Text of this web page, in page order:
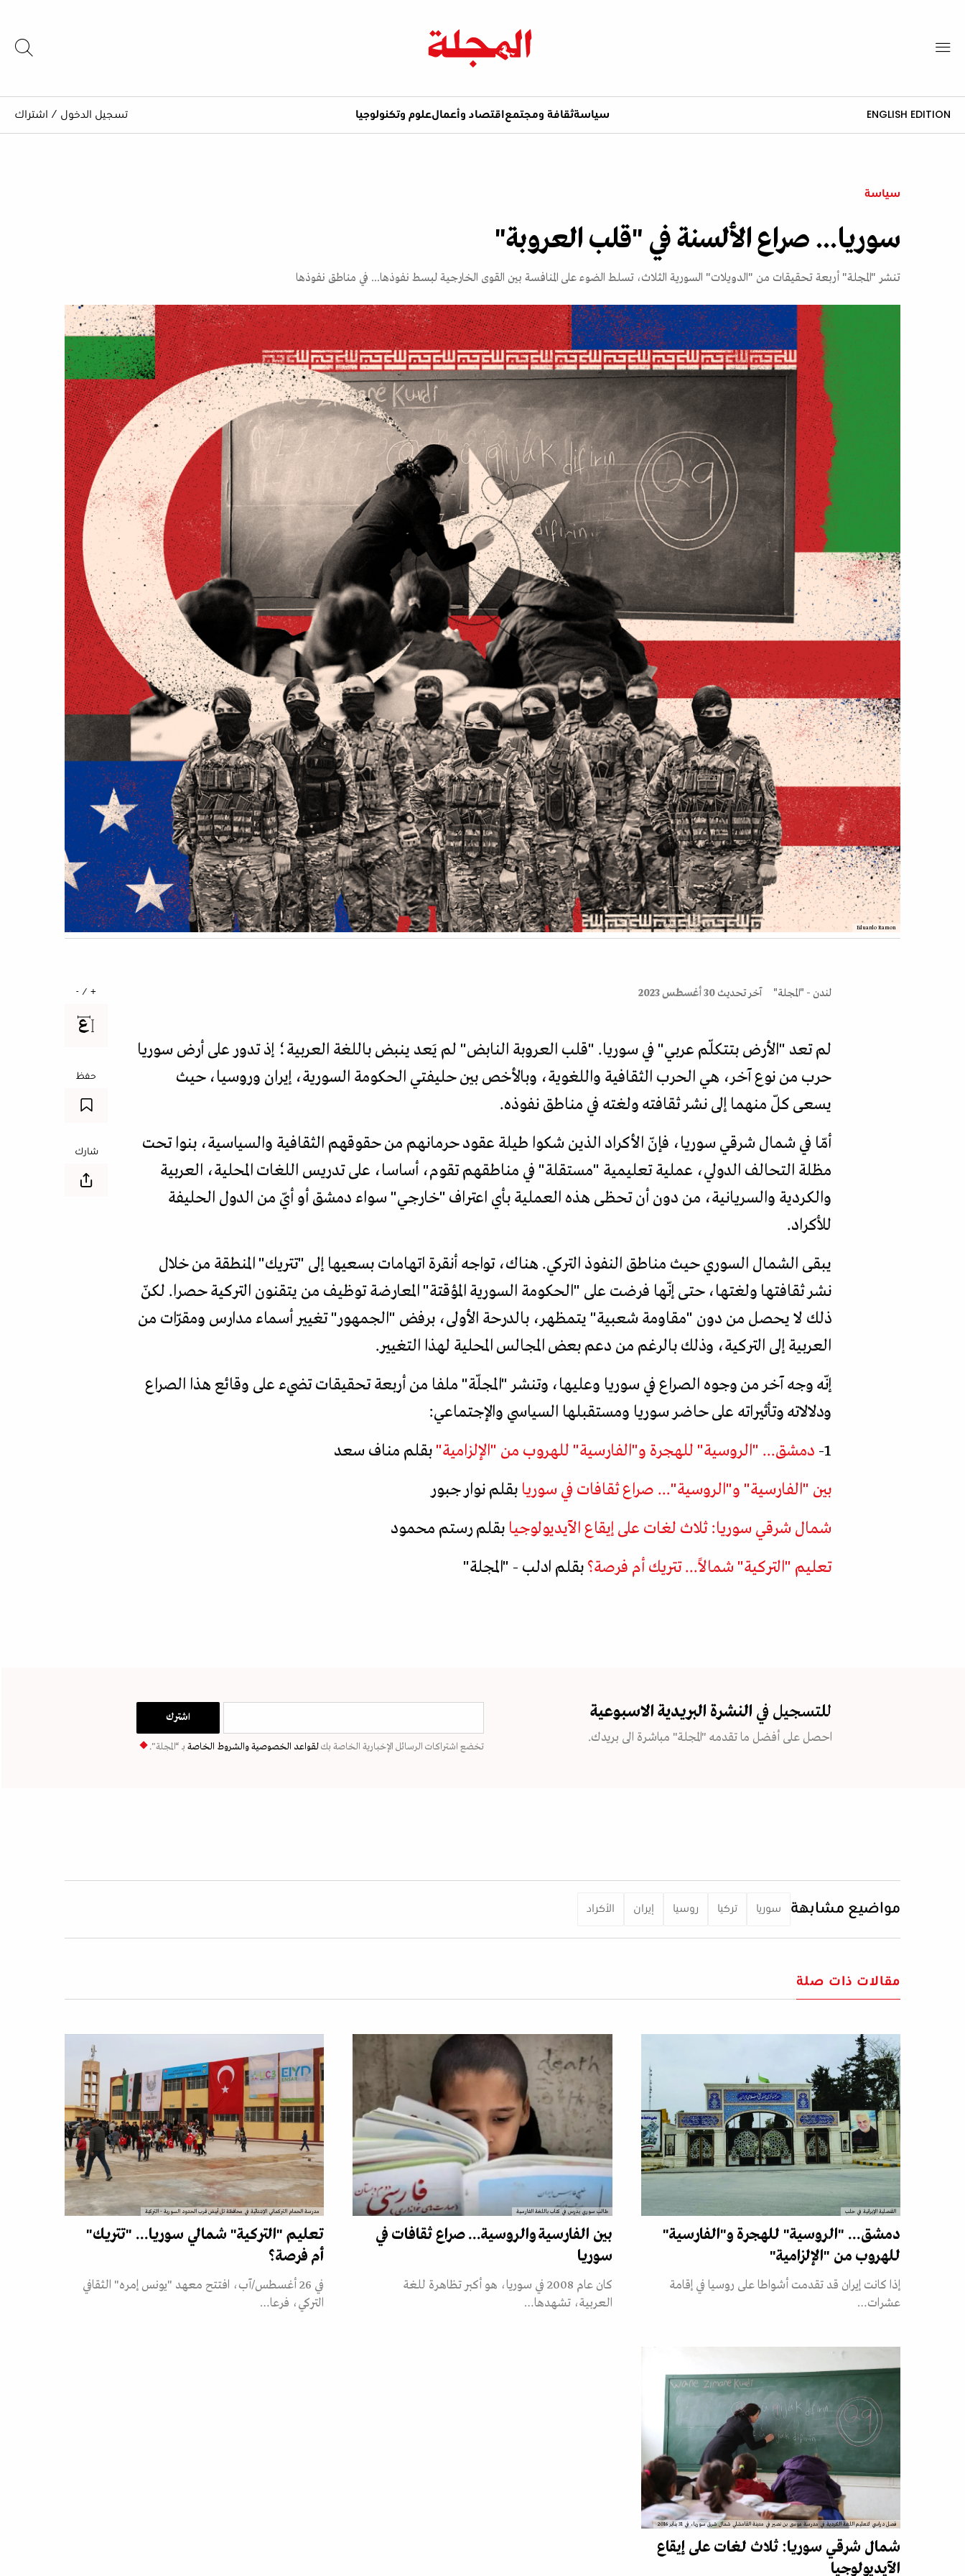
ENGLISH EDITION سياسةثقافة ومجتمع اقتصاد وأعمالعلوم وتكنولوجيا تسجيل الدخول / اشتراك
سياسة
سوريا... صراع الألسنة في "قلب العروبة"
تنشر "المجلة" أربعة تحقيقات من "الدويلات" السورية الثلاث، تسلط الضوء على المنافسة بين القوى الخارجية لبسط نفوذها... في مناطق نفوذها
Eduardo Ramon
لندن - "المجلة" آخر تحديث 30 أغسطس 2023
لم تعد "الأرض بتتكلّم عربي" في سوريا. "قلب العروبة النابض" لم يَعد ينبض باللغة العربية؛ إذ تدور على أرض سوريا
حرب من نوع آخر، هي الحرب الثقافية واللغوية، وبالأخص بين حليفتي الحكومة السورية، إيران وروسيا، حيث
يسعى كلّ منهما إلى نشر ثقافته ولغته في مناطق نفوذه.
أمّا في شمال شرقي سوريا، فإنّ الأكراد الذين شكوا طيلة عقود حرمانهم من حقوقهم الثقافية والسياسية، بنوا تحت
مظلة التحالف الدولي، عملية تعليمية "مستقلة" في مناطقهم تقوم، أساسا، على تدريس اللغات المحلية، العربية
والكردية والسريانية، من دون أن تحظى هذه العملية بأي اعتراف "خارجي" سواء دمشق أو أيّ من الدول الحليفة
للأكراد.
يبقى الشمال السوري حيث مناطق النفوذ التركي. هناك، تواجه أنقرة اتهامات بسعيها إلى "تتريك" المنطقة من خلال
نشر ثقافتها ولغتها، حتى إنّها فرضت على "الحكومة السورية المؤقتة" المعارضة توظيف من يتقنون التركية حصرا. لكنّ
ذلك لا يحصل من دون "مقاومة شعبية" يتمظهر، بالدرحة الأولى، برفض "الجمهور" تغيير أسماء مدارس ومقرّات من
العربية إلى التركية، وذلك بالرغم من دعم بعض المجالس المحلية لهذا التغيير.
إنّه وجه آخر من وجوه الصراع في سوريا وعليها، وتنشر "المجلّة" ملفا من أربعة تحقيقات تضيء على وقائع هذا الصراع
ودلالاته وتأثيراته على حاضر سوريا ومستقبلها السياسي والإجتماعي:
1- دمشق... "الروسية" للهجرة و"الفارسية" للهروب من "الإلزامية" بقلم مناف سعد
بين "الفارسية" و"الروسية"... صراع ثقافات في سوريا بقلم نوار جبور
شمال شرقي سوريا: ثلاث لغات على إيقاع الآيديولوجيا بقلم رستم محمود
تعليم "التركية" شمالاً... تتريك أم فرصة؟ بقلم ادلب - "المجلة"
للتسجيل في النشرة البريدية الاسبوعية
احصل على أفضل ما تقدمه "المجلة" مباشرة الى بريدك.
تخضع اشتراكات الرسائل الإخبارية الخاصة بكلقواعد الخصوصيةوالشروط الخاصة بـ “المجلة".
+ / -
حفظ
شارك
مواضيع مشابهة سوريا تركيا روسيا إيران الأكراد
مقالات ذات صلة
القنصلية الإيرانية في حلب
دمشق... "الروسية" للهجرة و"الفارسية"
للهروب من "الإلزامية"
إذا كانت إيران قد تقدمت أشواطا على روسيا في إقامة
عشرات…
طالب سوري يدرس في كتاب باللغة الفارسية
بين الفارسية والروسية... صراع ثقافات في
سوريا
كان عام 2008 في سوريا، هو أكبر تظاهرة للغة
العربية، تشهدها…
مدرسة الحمام التركماني الإبتدائية في محافظة تل أبيض قرب الحدود السورية - التركية
تعليم "التركية" شمالي سوريا... "تتريك"
أم فرصة؟
في 26 أغسطس/آب، افتتح معهد "يونس إمره" الثقافي
التركي، فرعا…
فصل دراسي لتعليم اللغة الكردية في مدرسة موسى بن نصير في مدينة القامشلي شمال شرق سوريا، في 31 يناير 2016
شمال شرقي سوريا: ثلاث لغات على إيقاع
الآيديولوجيا